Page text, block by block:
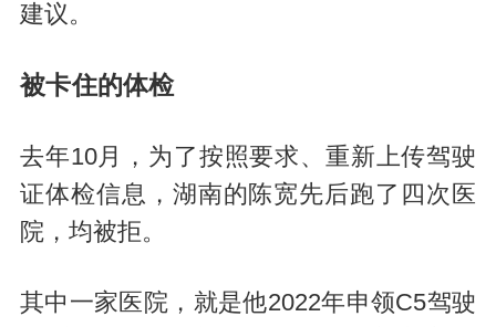
建议。
被卡住的体检
去年10月，为了按照要求、重新上传驾驶
证体检信息，湖南的陈宽先后跑了四次医
院，均被拒。
其中一家医院，就是他2022年申领C5驾驶